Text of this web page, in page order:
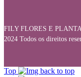
FILY FLORES E
2024 Todos os direitos
Top